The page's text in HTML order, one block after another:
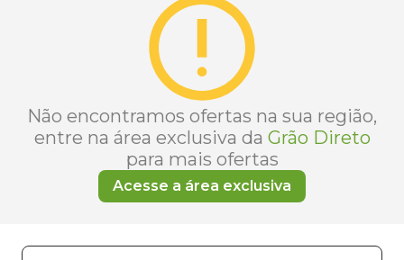
Não encontramos ofertas na sua região,
entre na área exclusiva da Grão Direto
para mais ofertas
Acesse a área exclusiva